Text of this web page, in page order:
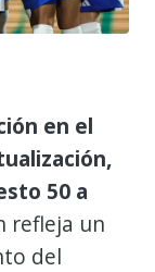
en el
50 a
refleja un
del